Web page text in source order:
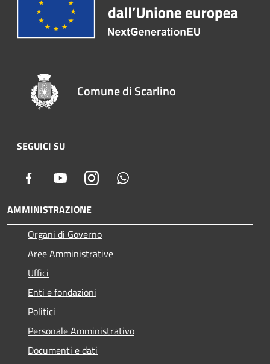
Comune di Scarlino
SEGUICI SU
Facebook YoutubeInstagram
AMMINISTRAZIONE
Organi di Governo
Aree Amministrative
Uffici
Enti e fondazioni
Politici
Personale Amministrativo
Documenti e dati